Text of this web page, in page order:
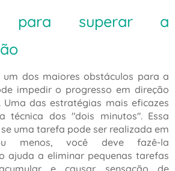
para superar a
um dos maiores obstáculos para a
impedir o progresso em direção
Uma das estratégias mais eficazes
técnica dos "dois minutos". Essa
uma tarefa pode ser realizada em
menos, você deve fazê-la
ajuda a eliminar pequenas tarefas
e causar sensação de